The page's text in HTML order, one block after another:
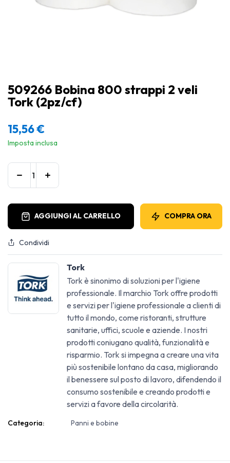
509266 Bobina 800 strappi 2 veli
Tork (2pz/cf)
15,56€
Imposta inclusa
AGGIUNGI AL CARRELLO COMPRA ORA
Condividi
Tork
Tork è sinonimo di soluzioni per l'igiene
professionale. Il marchio Tork offre prodotti
e servizi per l'igiene professionale a clienti di
tutto il mondo, come ristoranti, strutture
sanitarie, uffici, scuole e aziende. I nostri
prodotti coniugano qualità, funzionalità e
risparmio. Tork si impegna a creare una vita
più sostenibile lontano da casa, migliorando
il benessere sul posto di lavoro, difendendo il
consumo sostenibile e creando prodotti e
servizi a favore della circolarità.
Categoria: Panni e bobine